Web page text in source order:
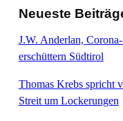
Neueste
J.W. Anderlan,
erschüttern Südtirol
Thomas Krebs spricht
Streit um Lockerungen